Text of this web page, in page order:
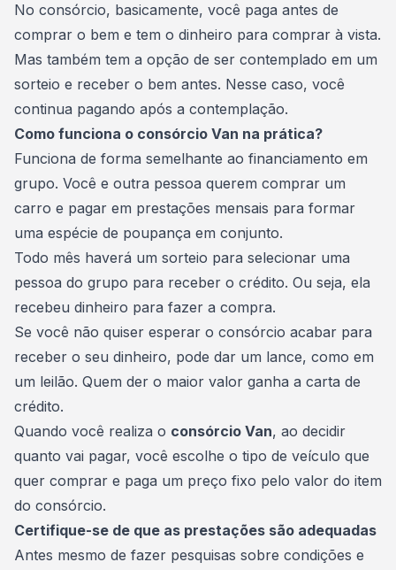
No consórcio, basicamente, você paga antes de
comprar o bem e tem o dinheiro para comprar à vista.
Mas também tem a opção de ser contemplado em um
sorteio e receber o bem antes. Nesse caso, você
continua pagando após a contemplação.
Como funciona o consórcio Van na prática?
Funciona de forma semelhante ao financiamento em
grupo. Você e outra pessoa querem comprar um
carro e pagar em prestações mensais para formar
uma espécie de poupança em conjunto.
Todo mês haverá um sorteio para selecionar uma
pessoa do grupo para receber o crédito. Ou seja, ela
recebeu dinheiro para fazer a compra.
Se você não quiser esperar o consórcio acabar para
receber o seu dinheiro, pode dar um lance, como em
um leilão. Quem der o maior valor ganha a carta de
crédito.
Quando você realiza o consórcio Van, ao decidir
quanto vai pagar, você escolhe o tipo de veículo que
quer comprar e paga um preço fixo pelo valor do item
do consórcio.
Certifique-se de que as prestações são adequadas
Antes mesmo de fazer pesquisas sobre condições e